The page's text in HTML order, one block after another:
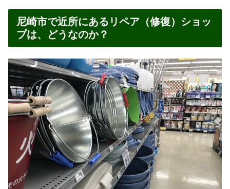
尼崎市で近所にあるリペア（修復）ショッ
プは、どうなのか？